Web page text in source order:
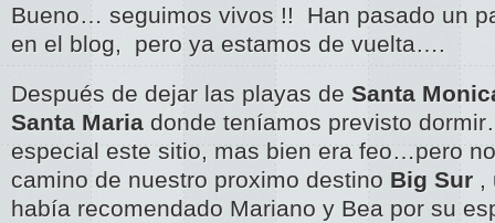
Bueno… seguimos vivos !! Han pasado un
en el blog, pero ya estamos de vuelta….
Después de dejar las playas de Santa
Santa Maria donde teníamos previsto
especial este sitio, mas bien era feo…pero
camino de nuestro proximo destino Big Sur ,
había recomendado Mariano y Bea por su